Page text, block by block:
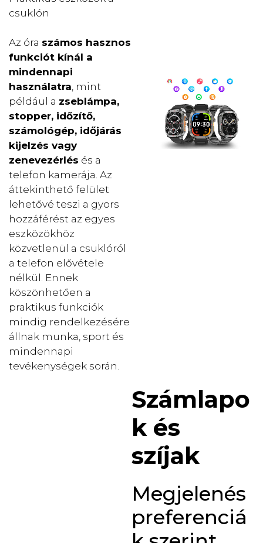
csuklón
Az óra számos hasznos
funkciót kínál a
mindennapi
használatra , mint
például a zseblámpa,
stopper, időzítő,
számológép, időjárás
kijelzés vagy
zenevezérlés és a
telefon kamerája. Az
áttekinthető felület
lehetővé teszi a gyors
hozzáférést az egyes
eszközökhöz
közvetlenül a csuklóról
a telefon elővétele
nélkül. Ennek
köszönhetően a
praktikus funkciók
mindig rendelkezésére
állnak munka, sport és
mindennapi
tevékenységek során.
Számlapo
k és
szíjak
Megjelenés
preferenciá